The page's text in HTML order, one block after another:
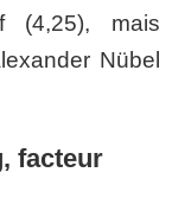
(4,25), mais
Nübel
facteur